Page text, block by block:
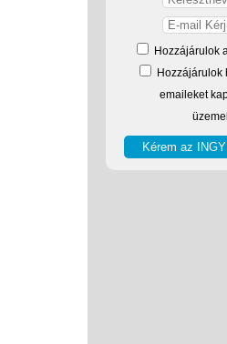
Hozzájárulok
Hozzájárulok
emaileket